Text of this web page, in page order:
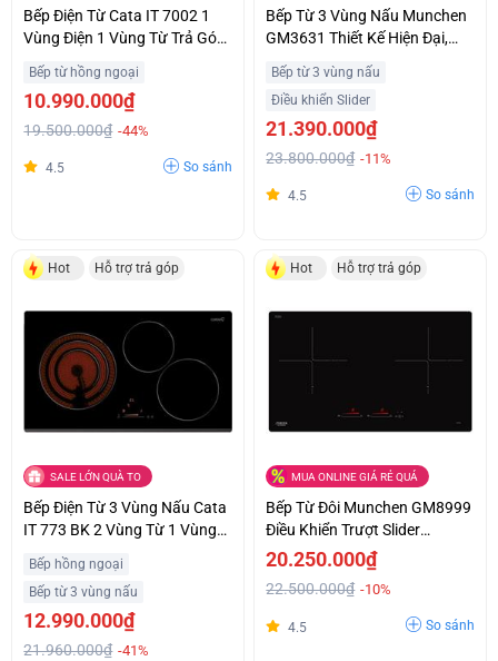
Bếp Điện Từ Cata IT 7002 1
Vùng Điện 1 Vùng Từ Trả Góp
Bếp từ hồng ngoại
10.990.000₫
19.500.000₫ -44%
4.5 So sánh
Bếp Từ 3 Vùng Nấu Munchen
GM3631 Thiết Kế Hiện Đại,
Bếp từ 3 vùng nấu
Điều khiển Slider
21.390.000₫
23.800.000₫ -11%
4.5 So sánh
Hot Hỗ trợ trả góp
SALE LỚN QUÀ TO
Bếp Điện Từ 3 Vùng Nấu Cata
IT 773 BK 2 Vùng Từ 1 Vùng
Điện Giá Ưu Đãi
Bếp hồng ngoại
Bếp từ 3 vùng nấu
12.990.000₫
21.960.000₫ -41%
Hot Hỗ trợ trả góp
MUA ONLINE GIÁ RẺ QUÁ
Bếp Từ Đôi Munchen GM8999
Điều Khiển Trượt Slider
Control Siêu Ưu Đãi
20.250.000₫
22.500.000₫ -10%
4.5 So sánh